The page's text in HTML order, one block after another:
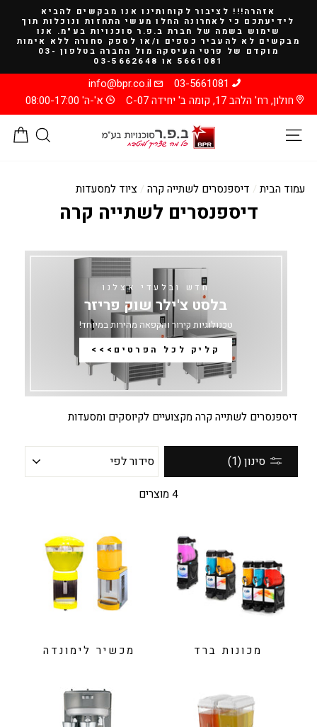
קריאה
אזהרה!!! לציבור לקוחותינו אנו מבקשים להביא
לידיעתכם כי לאחרונה החלו מעשי התחזות ונוכלות תוך
שימוש בשמה של חברת ב.פ.ר סוכנויות בע"מ. אנו
מבקשים לא להעביר כספים ו/או לספק סחורה ללא אימות
מוקדם של פרטי העיסקה מול החברה בטלפון 03-
5661081 או 03-5662648
03-5661081
info@bpr.co.il
חולון, רח' הלהב 17, קומה ב' יחידה C-07
א'-ה' 08:00-17:00
עמוד הבית / דיספנסרים לשתייה קרה / ציוד למסעדות
דיספנסרים לשתייה קרה
חדש ובלעדי אצלנו
בלסט צ'ילר שוק פריזר
טכנולוגיות קירור והקפאה מהירות במיוחד!
קליק לכל הפרטים>>>
דיספנסרים לשתייה קרה מקצועיים לקיוסקים ומסעדות
סינון (1)
סידור
לפי
4 מוצרים
מכונות ברד מכשיר לימונדה